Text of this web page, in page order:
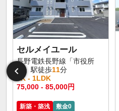
セルメイユール
長野電鉄長野線「市役所
前」駅徒歩11分
1K - 1LDK
75,000 - 85,000円
新築・築浅
敷金0